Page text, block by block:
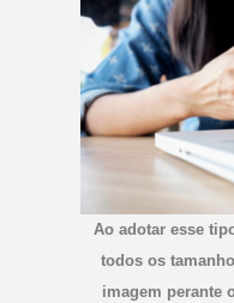
Ao adotar esse
todos os
imagem perante